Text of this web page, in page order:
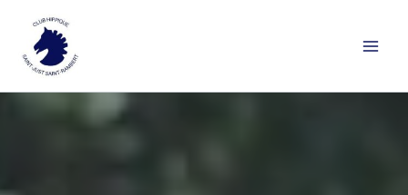
contenu